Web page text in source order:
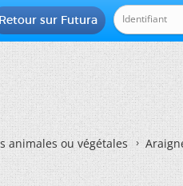
Retour sur Futura
animales ou végétales